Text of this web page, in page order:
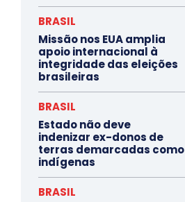
BRASIL
Missão nos EUA amplia
apoio internacional à
integridade das eleições
brasileiras
BRASIL
Estado não deve
indenizar ex-donos de
terras demarcadas como
indígenas
BRASIL